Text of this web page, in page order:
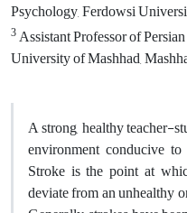
Psychology, Ferdowsi
3Assistant Professor of
University of Mashhad,
A strong, healthy teacher-
environment conducive
Stroke is the point at
deviate from an unhealthy